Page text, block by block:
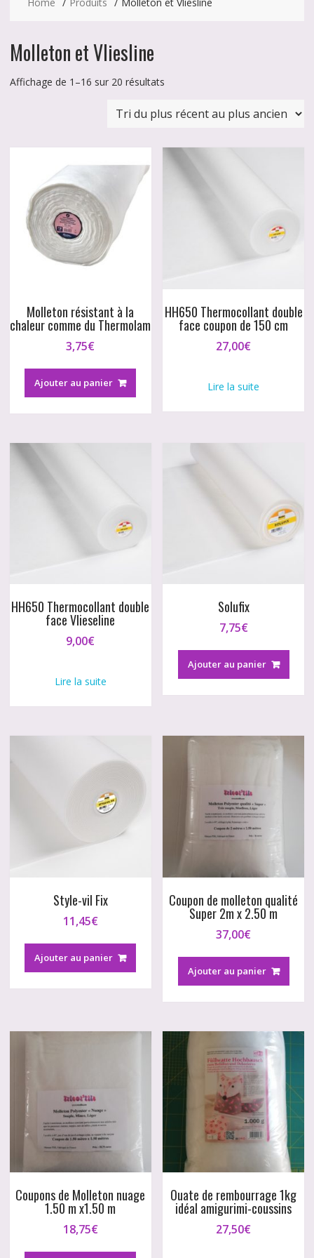
Molleton et Vliesline
Affichage de 1–16 sur 20 résultatsTrié
plus
plus
ancien
Molleton résistant à la
chaleur comme du Thermolam
3,75€
Ajouter au panier
HH650 Thermocollant double
face coupon de 150 cm
27,00€
Lire la suite
HH650 Thermocollant double
face Vlieseline
9,00€
Lire la suite
Solufix
7,75€
Ajouter au panier
Style-vil Fix
11,45€
Ajouter au panier
Coupon de molleton qualité
Super 2m x 2.50 m
37,00€
Ajouter au panier
Coupons de Molleton nuage
1.50 m x1.50 m
18,75€
Ouate de rembourrage 1kg
idéal amigurimi-coussins
27,50€